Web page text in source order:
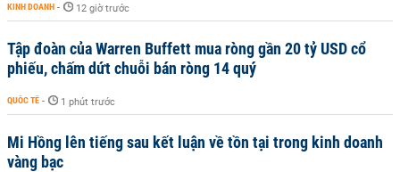
KINH DOANH - 12 giờ trước
Tập đoàn của Warren Buffett mua ròng gần 20 tỷ USD cổ
phiếu, chấm dứt chuỗi bán ròng 14 quý
QUỐC TẾ - 1 phút trước
Mi Hồng lên tiếng sau kết luận về tồn tại trong kinh doanh
vàng bạc